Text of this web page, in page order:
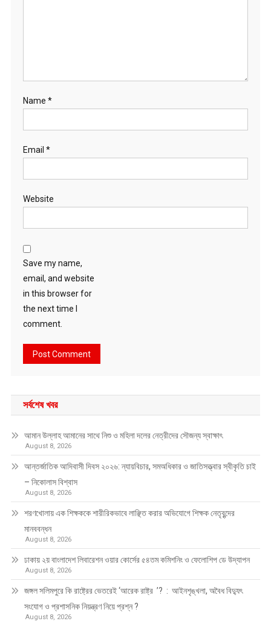
Name *
Email *
Website
Save my name,
email, and website
in this browser for
the next time I
comment.
সর্বশেষ খবর
আমান উল্লাহ আমানের সাথে নিশু ও মহিলা দলের নেত্রীদের সৌজন্য স্বাক্ষাৎ
August 8, 2026
আন্তর্জাতিক আদিবাসী দিবস ২০২৬: ন্যায়বিচার, সমঅধিকার ও জাতিসত্ত্বার স্বীকৃতি চাই
– নিকোলাস বিশ্বাস
August 8, 2026
শরণখোলায় এক শিক্ষককে শারীরিকভাবে লাঞ্ছিত করার অভিযোগে শিক্ষক নেতৃবৃন্দের
মানববন্ধন
August 8, 2026
ঢাকায় ২য় বাংলাদেশ লিবারেশন ওয়ার কোর্সের ৫৪তম কমিশনিং ও ফেলোশিপ ডে উদ্‌যাপন
August 8, 2026
জঙ্গল সলিমপুরে কি রাষ্ট্রের ভেতরেই ‘আরেক রাষ্ট্র ’? : আইনশৃঙ্খলা, অবৈধ বিদ্যুৎ
সংযোগ ও প্রশাসনিক নিয়ন্ত্রণ নিয়ে প্রশ্ন ?
August 8, 2026